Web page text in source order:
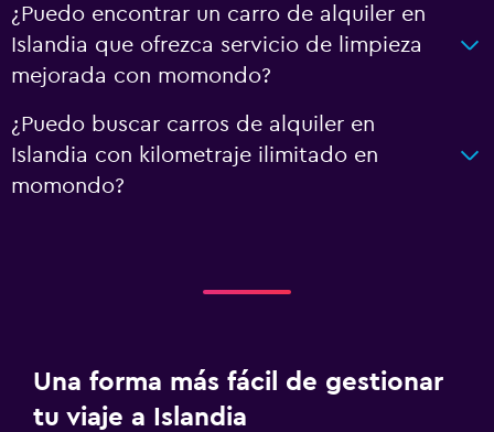
¿Puedo encontrar un carro de alquiler en
Islandia que ofrezca servicio de limpieza
mejorada con momondo?
¿Puedo buscar carros de alquiler en
Islandia con kilometraje ilimitado en
momondo?
Una forma más fácil de gestionar
tu viaje a Islandia